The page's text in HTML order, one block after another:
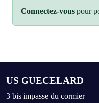
Connectez-vous pour
US GUECELARD
3 bis impasse du cormier